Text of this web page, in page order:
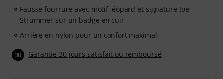
Fausse fourrure avec motif léopard et signature Joe
Strummer sur un badge en cuir
Arrière en nylon pour un confort maximal
30 Garantie 30 jours satisfait ou remboursé